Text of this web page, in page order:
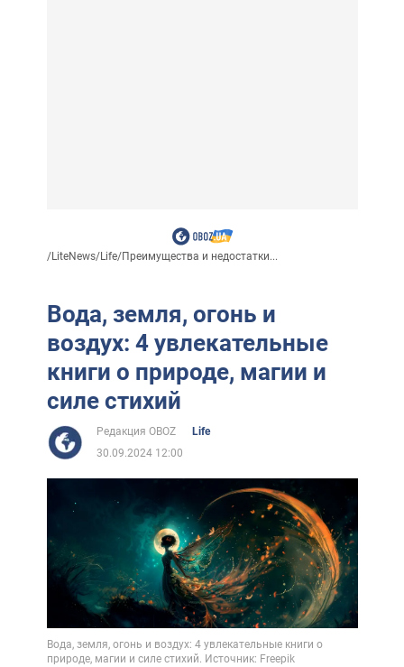
/LiteNews/Life/Преимущества и недостатки...
Вода, земля, огонь и
воздух: 4 увлекательные
книги о природе, магии и
силе стихий
Редакция OBOZ
Life
30.09.2024 12:00
Вода, земля, огонь и воздух: 4 увлекательные книги о
природе, магии и силе стихий. Источник: Freepik